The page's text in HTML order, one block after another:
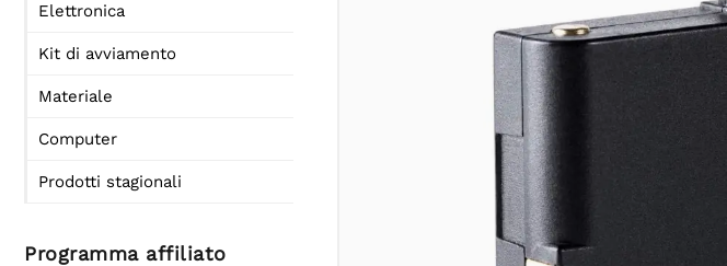
Elettronica
Kit di avviamento
Materiale
Computer
Prodotti stagionali
Programma affiliato